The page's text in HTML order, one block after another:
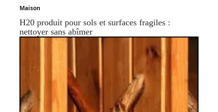
Maison
H20 produit pour sols et surfaces fragiles :
nettoyer sans abîmer